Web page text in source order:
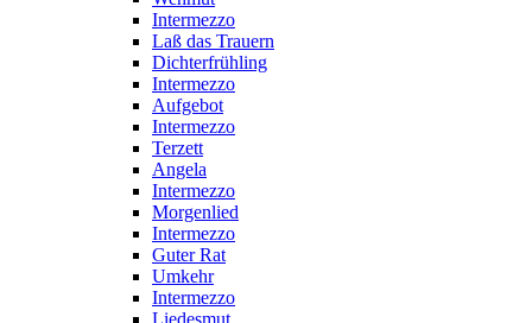
Intermezzo
Laß das Trauern
Dichterfrühling
Intermezzo
Aufgebot
Intermezzo
Terzett
Angela
Intermezzo
Morgenlied
Intermezzo
Guter Rat
Umkehr
Intermezzo
Liedesmut